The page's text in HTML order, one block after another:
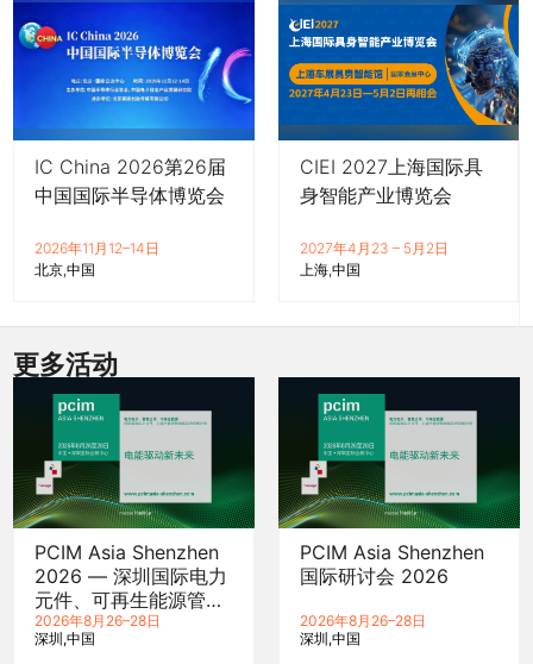
IC China 2026第26届
中国国际半导体博览会
2026年11月12–14日
北京 中国
CIEI 2027上海国际具
身智能产业博览会
2027年4月23 – 5月2日
上海 中国
更多活动
PCIM Asia Shenzhen
2026 — 深圳国际电力
元件、可再生能源管理
展览会暨研讨会
2026年8月26–28日
深圳 中国
PCIM Asia Shenzhen
国际研讨会 2026
2026年8月26–28日
深圳 中国